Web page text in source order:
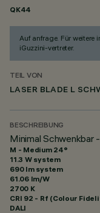
QK44
Auf anfrage. Für weitere
iGuzzini-vertreter.
TEIL VON
LASER BLADE L
BESCHREIBUNG
Minimal Schwenkbar
M - Medium 24°
11.3 W system
690 lm system
61.06 lm/W
2700 K
CRI 92 - Rf (Colour
DALI